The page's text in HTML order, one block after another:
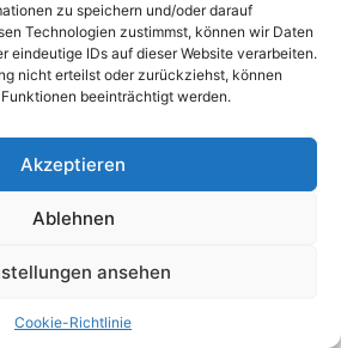
zu speichern und/oder darauf
Technologien zustimmst, können wir Daten
eindeutige IDs auf dieser Website verarbeiten.
nicht erteilst oder zurückziehst, können
beeinträchtigt werden.
Akzeptieren
Ablehnen
ansehen
Cookie-Richtlinie
Richtlinie (EU)
Erfolgreich.
GeneratePress